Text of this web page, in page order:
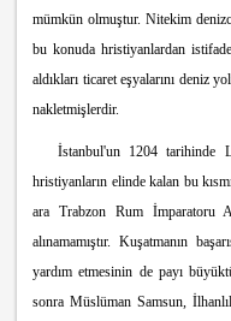
mümkün olmuştur. Nitekim
bu konuda hristiyanlardan
aldıkları ticaret eşyalarını deniz
nakletmişlerdir.
İstanbul'un 1204 tarihinde
hristiyanların elinde kalan bu
ara Trabzon Rum İmparatoru
alınamamıştır. Kuşatmanın
yardım etmesinin de payı
sonra Müslüman Samsun,